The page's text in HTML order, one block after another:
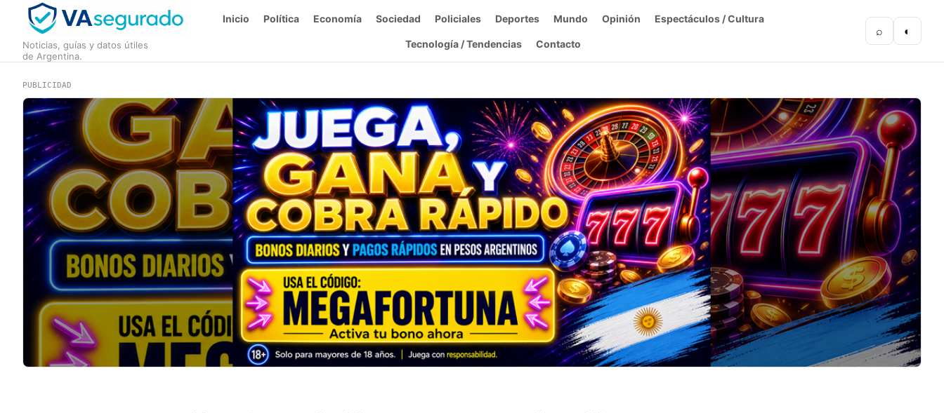
Noticias, guías y datos útiles
de Argentina.
Inicio Política Economía Sociedad Policiales Deportes Mundo Opinión Espectáculos / Cultura
Tecnología / Tendencias Contacto
⌕ ◐
PUBLICIDAD